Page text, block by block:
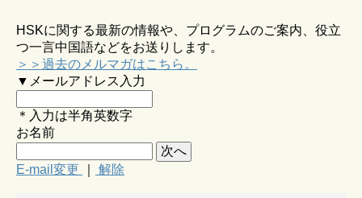
HSKに関する最新の情報や、プログラムのご案内、役立
つ一言中国語などをお送りします。
＞＞過去のメルマガはこちら。
▼メールアドレス入力
＊入力は半角英数字
お名前
E-mail変更 解除